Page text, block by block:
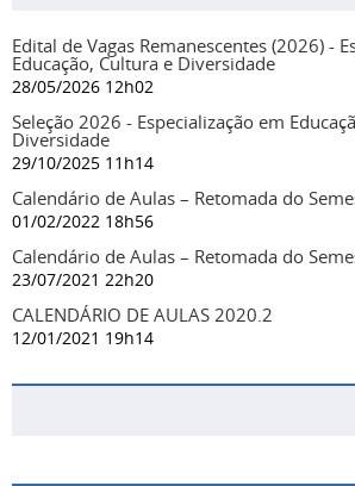
Edital de Vagas Remanescentes (2026) -
Educação, Cultura e Diversidade
28/05/2026 12h02
Seleção 2026 - Especialização em
Diversidade
29/10/2025 11h14
Calendário de Aulas – Retomada do
01/02/2022 18h56
Calendário de Aulas – Retomada do
23/07/2021 22h20
CALENDÁRIO DE AULAS 2020.2
12/01/2021 19h14